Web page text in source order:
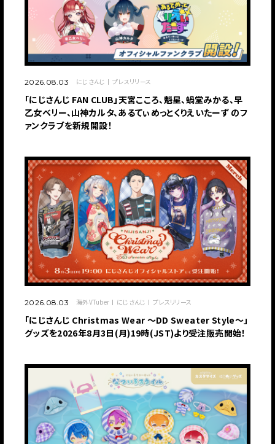
2026.08.03 にじさんじ プレスリリース
「にじさんじ FAN CLUB」天宮こころ、魁星、蝸堂みかる、早
乙女ベリー、山神カルタ、あるてぃめっとくりえいたーず のフ
ァンクラブを新規開設！
2026.08.03 海外VTuber にじさんじ プレスリリース
「にじさんじ Christmas Wear 〜DD Sweater Style〜」
グッズを2026年8月3日(月)19時(JST)より受注販売開始！